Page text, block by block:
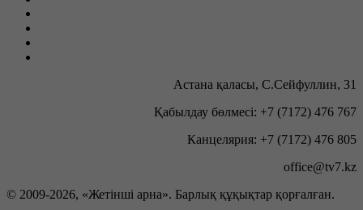
Астана қаласы, С.Сейфуллин, 31
Қабылдау бөлмесі: +7 (7172) 476 767
Канцелярия: +7 (7172) 476 805
office@tv7.kz
© 2009-2026, «Жетінші арна». Барлық құқықтар қорғалған.